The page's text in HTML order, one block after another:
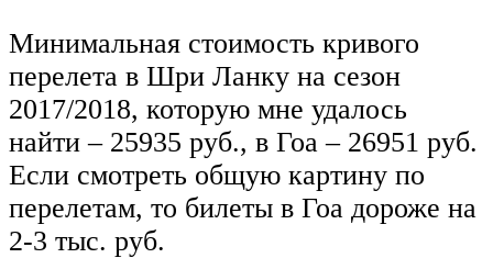
Минимальная стоимость кривого
перелета в Шри Ланку на сезон
2017/2018, которую мне удалось
найти – 25935 руб., в Гоа – 26951 руб.
Если смотреть общую картину по
перелетам, то билеты в Гоа дороже на
2-3 тыс. руб.